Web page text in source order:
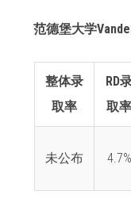
范德堡大学
整体录
取率
RD
取率
未公布 4.7%